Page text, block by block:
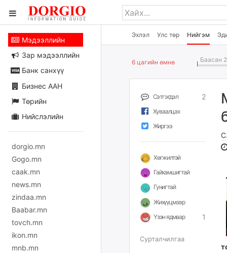
Эхлэл Улс төр Нийгэм
Мэдээллийн
Зар мэдээллийн
Банк санхүү
Бизнес ААН
Төрийн
Нийслэлийн
dorgio.mn
Gogo.mn
caak.mn
news.mn
zindaa.mn
Baabar.mn
tovch.mn
ikon.mn
mnb.mn
6 цагийн өмнө Баасан
Сэтгэгдэл 2
Хуваалцах
Жиргээ
Хөгжилтэй
Гайхамшигтай
Гунигтай
Жихүүцмээр
Үзэн ядмаар
1
Сурталчилгаа